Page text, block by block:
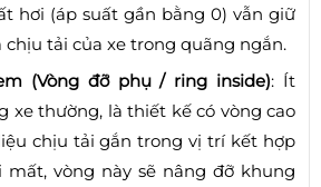
hơi (áp suất gần bằng 0) vẫn giữ
tải của xe trong quãng ngắn.
(Vòng đỡ phụ / ring inside): Ít
xe thường, là thiết kế có vòng cao
chịu tải gắn trong vị trí kết hợp
mất, vòng này sẽ nâng đỡ khung